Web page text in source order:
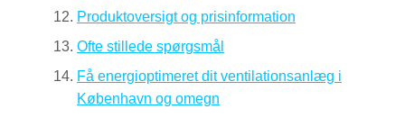
Produktoversigt og prisinformation
Ofte stillede spørgsmål
Få energioptimeret dit ventilationsanlæg i
København og omegn